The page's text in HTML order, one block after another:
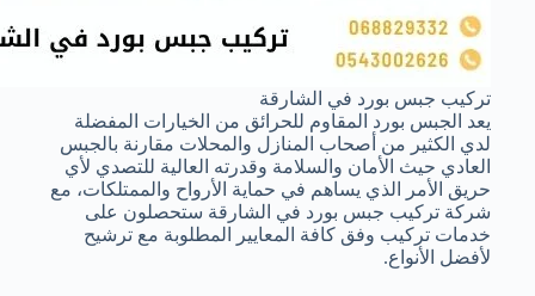
تركيب جبس بورد في الشارقة
يعد الجبس بورد المقاوم للحرائق من الخيارات المفضلة
لدي الكثير من أصحاب المنازل والمحلات مقارنة بالجبس
العادي حيث الأمان والسلامة وقدرته العالية للتصدي لأي
حريق الأمر الذي يساهم في حماية الأرواح والممتلكات، مع
شركة تركيب جبس بورد في الشارقة ستحصلون على
خدمات تركيب وفق كافة المعايير المطلوبة مع ترشيح
لأفضل الأنواع.